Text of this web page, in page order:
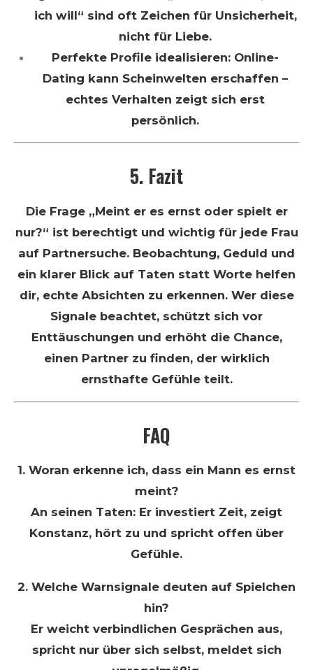
ich will“ sind oft Zeichen für Unsicherheit,
nicht für Liebe.
Perfekte Profile idealisieren: Online-
Dating kann Scheinwelten erschaffen –
echtes Verhalten zeigt sich erst
persönlich.
5. Fazit
Die Frage „Meint er es ernst oder spielt er
nur?“ ist berechtigt und wichtig für jede Frau
auf Partnersuche. Beobachtung, Geduld und
ein klarer Blick auf Taten statt Worte helfen
dir, echte Absichten zu erkennen. Wer diese
Signale beachtet, schützt sich vor
Enttäuschungen und erhöht die Chance,
einen Partner zu finden, der wirklich
ernsthafte Gefühle teilt.
FAQ
1. Woran erkenne ich, dass ein Mann es ernst
meint?
An seinen Taten: Er investiert Zeit, zeigt
Konstanz, hört zu und spricht offen über
Gefühle.
2. Welche Warnsignale deuten auf Spielchen
hin?
Er weicht verbindlichen Gesprächen aus,
spricht nur über sich selbst, meldet sich